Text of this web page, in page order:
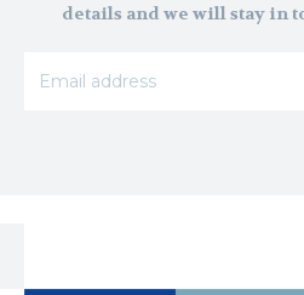
details and we will stay in